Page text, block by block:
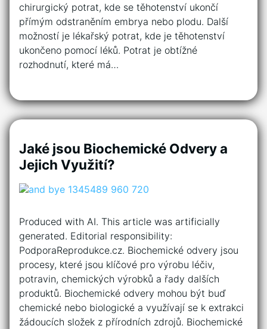
chirurgický potrat, kde se těhotenství ukončí
přímým odstraněním embrya nebo plodu. Další
možností je lékařský potrat, kde je těhotenství
ukončeno pomocí léků. Potrat je obtížné
rozhodnutí, které má…
Jaké jsou Biochemické Odvery a
Jejich Využití?
Produced with AI. This article was artificially
generated. Editorial responsibility:
PodporaReprodukce.cz. Biochemické odvery jsou
procesy, které jsou klíčové pro výrobu léčiv,
potravin, chemických výrobků a řady dalších
produktů. Biochemické odvery mohou být buď
chemické nebo biologické a využívají se k extrakci
žádoucích složek z přírodních zdrojů. Biochemické